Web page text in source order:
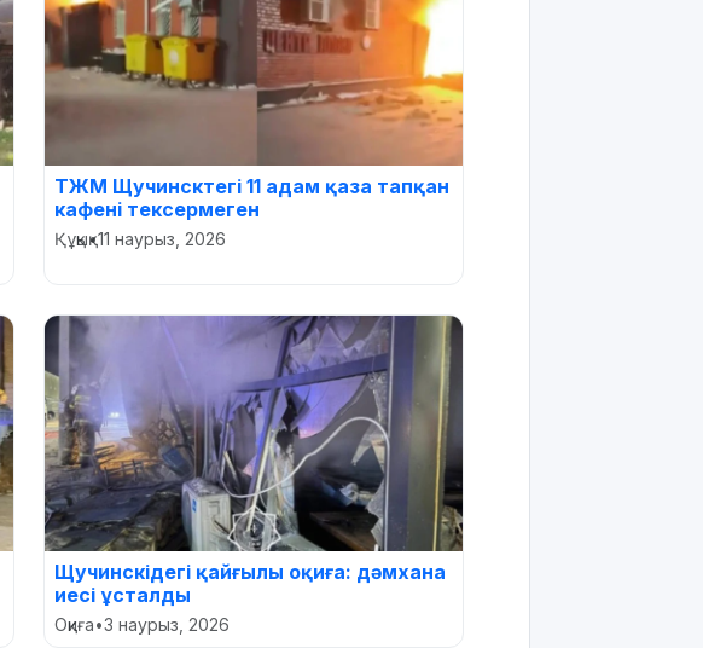
ТЖМ Щучинсктегі 11 адам қаза тапқан
кафені тексермеген
Құқық•11 наурыз, 2026
Щучинскідегі қайғылы оқиға: дәмхана
иесі ұсталды
Оқиға•3 наурыз, 2026